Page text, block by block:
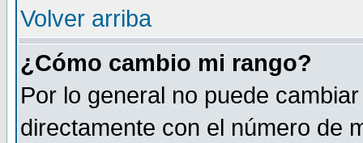
Volver arriba
¿Cómo cambio mi rango?
Por lo general no puede
directamente con el número de